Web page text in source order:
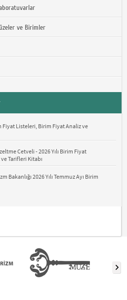
ve Birimler
Fiyat Listeleri, Birim Fiyat Analiz ve
Cetveli - 2026 Yılı Birim Fiyat
Tarifleri Kitabı
Bakanlığı 2026 Yılı Temmuz Ayı Birim